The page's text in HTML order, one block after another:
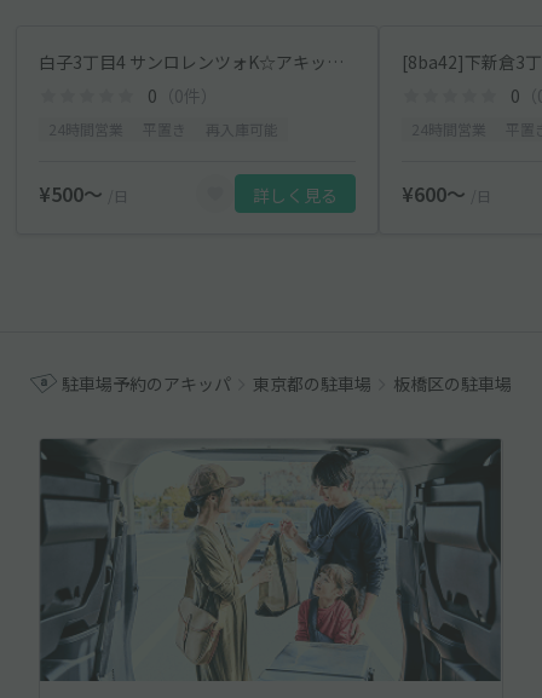
白子3丁目4 サンロレンツォK☆アキッパ駐車場
0 （0件）
¥500〜 /日 詳しく見る
[8ba42]下新倉3
0
¥600〜 /日
駐車場予約のアキッパ 東京都の駐車場 板橋区の駐車場